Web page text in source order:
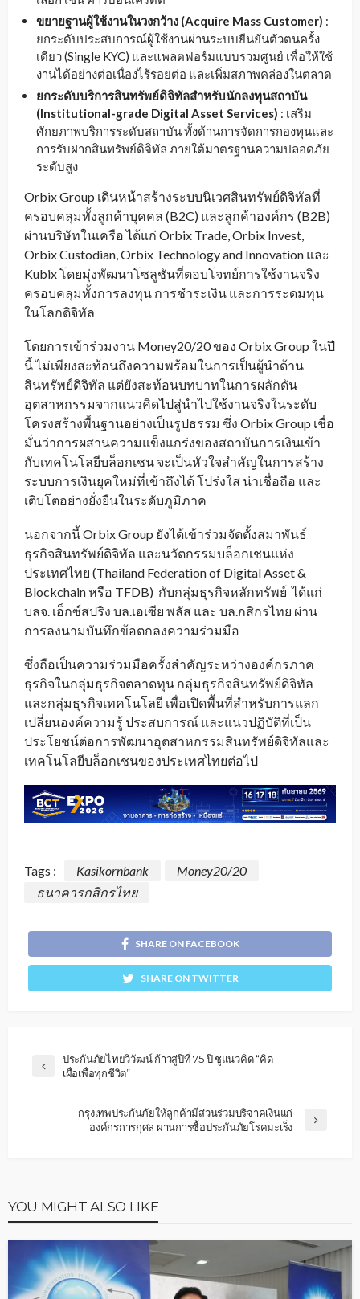
ขยายฐานผู้ใช้งานในวงกว้าง (Acquire Mass Customer) :
ยกระดับประสบการณ์ผู้ใช้งานผ่านระบบยืนยันตัวตนครั้ง
เดียว (Single KYC) และแพลตฟอร์มแบบรวมศูนย์ เพื่อให้ใช้
งานได้อย่างต่อเนื่องไร้รอยต่อ และเพิ่มสภาพคล่องในตลาด
ยกระดับบริการสินทรัพย์ดิจิทัลสำหรับนักลงทุนสถาบัน
(Institutional-grade Digital Asset Services) : เสริม
ศักยภาพบริการระดับสถาบัน ทั้งด้านการจัดการกองทุนและ
การรับฝากสินทรัพย์ดิจิทัล ภายใต้มาตรฐานความปลอดภัย
ระดับสูง
Orbix Group เดินหน้าสร้างระบบนิเวศสินทรัพย์ดิจิทัลที่
ครอบคลุมทั้งลูกค้าบุคคล (B2C) และลูกค้าองค์กร (B2B)
ผ่านบริษัทในเครือ ได้แก่ Orbix Trade, Orbix Invest,
Orbix Custodian, Orbix Technology and Innovation และ
Kubix โดยมุ่งพัฒนาโซลูชันที่ตอบโจทย์การใช้งานจริง
ครอบคลุมทั้งการลงทุน การชำระเงิน และการระดมทุน
ในโลกดิจิทัล
โดยการเข้าร่วมงาน Money20/20 ของ Orbix Group ในปี
นี้ ไม่เพียงสะท้อนถึงความพร้อมในการเป็นผู้นำด้าน
สินทรัพย์ดิจิทัล แต่ยังสะท้อนบทบาทในการผลักดัน
อุตสาหกรรมจากแนวคิดไปสู่นำไปใช้งานจริงในระดับ
โครงสร้างพื้นฐานอย่างเป็นรูปธรรม ซึ่ง Orbix Group เชื่อ
มั่นว่าการผสานความแข็งแกร่งของสถาบันการเงินเข้า
กับเทคโนโลยีบล็อกเชน จะเป็นหัวใจสำคัญในการสร้าง
ระบบการเงินยุคใหม่ที่เข้าถึงได้ โปร่งใส น่าเชื่อถือ และ
เติบโตอย่างยั่งยืนในระดับภูมิภาค
นอกจากนี้ Orbix Group ยังได้เข้าร่วมจัดตั้งสมาพันธ์
ธุรกิจสินทรัพย์ดิจิทัล และนวัตกรรมบล็อกเชนแห่ง
ประเทศไทย (Thailand Federation of Digital Asset &
Blockchain หรือ TFDB) กับกลุ่มธุรกิจหลักทรัพย์ ได้แก่
บลจ. เอ็กซ์สปริง บล.เอเซีย พลัส และ บล.กสิกรไทย ผ่าน
การลงนามบันทึกข้อตกลงความร่วมมือ
ซึ่งถือเป็นความร่วมมือครั้งสำคัญระหว่างองค์กรภาค
ธุรกิจในกลุ่มธุรกิจตลาดทุน กลุ่มธุรกิจสินทรัพย์ดิจิทัล
และกลุ่มธุรกิจเทคโนโลยี เพื่อเปิดพื้นที่สำหรับการแลก
เปลี่ยนองค์ความรู้ ประสบการณ์ และแนวปฏิบัติที่เป็น
ประโยชน์ต่อการพัฒนาอุตสาหกรรมสินทรัพย์ดิจิทัลและ
เทคโนโลยีบล็อกเชนของประเทศไทยต่อไป
Tags : Kasikornbank
Money20/20
ธนาคารกสิกรไทย
SHARE ON FACEBOOK
SHARE ON TWITTER
ประกันภัยไทยวิวัฒน์ ก้าวสู่ปีที่ 75 ปี ชูแนวคิด “คิด
เผื่อเพื่อทุกชีวิต”
กรุงเทพประกันภัยให้ลูกค้ามีส่วนร่วมบริจาคเงินแก่
องค์กรการกุศล ผ่านการซื้อประกันภัยโรคมะเร็ง
YOU MIGHT ALSO LIKE